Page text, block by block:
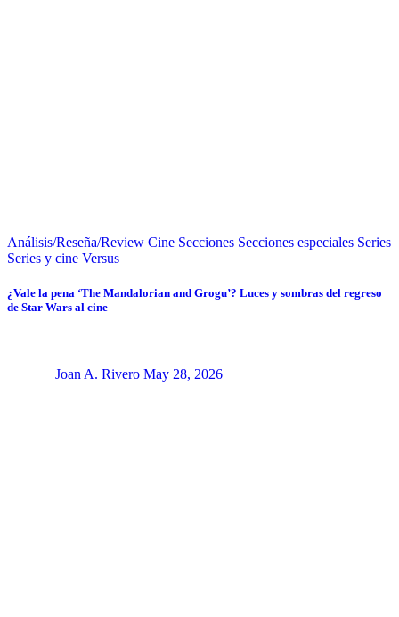
Análisis/Reseña/Review Cine Secciones Secciones especiales Series
Series y cine Versus
¿Vale la pena ‘The Mandalorian and Grogu’? Luces y sombras del regreso
de Star Wars al cine
Joan A. Rivero May 28, 2026